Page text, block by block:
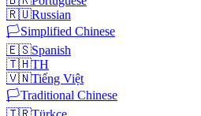
🇷🇺Russian
🏳️Simplified Chinese
🇪🇸Spanish
🇹🇭TH
🇻🇳Tiếng Việt
🏳️Traditional Chinese